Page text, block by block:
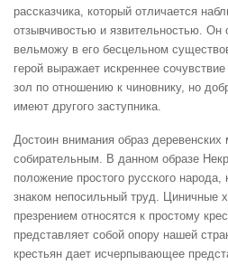
рассказчика, который отличается
отзывчивостью и язвительностью. Он
вельможу в его бесцельном
герой выражает искреннее
зол по отношению к чиновнику, но
имеют другого заступника.
Достоин внимания образ
собирательным. В данном образе
положение простого русского
знаком непосильный труд. Циничные
презрением относятся к простому
представляет собой опору нашей
крестьян дает исчерпывающее